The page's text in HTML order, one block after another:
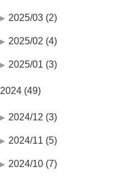
2025/03 (2)
2025/02 (4)
2025/01 (3)
2024 (49)
2024/12 (3)
2024/11 (5)
2024/10 (7)